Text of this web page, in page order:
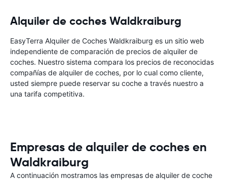
Alquiler de coches Waldkraiburg
EasyTerra Alquiler de Coches Waldkraiburg es un sitio web
independiente de comparación de precios de alquiler de
coches. Nuestro sistema compara los precios de reconocidas
compañías de alquiler de coches, por lo cual como cliente,
usted siempre puede reservar su coche a través nuestro a
una tarifa competitiva.
Empresas de alquiler de coches en
Waldkraiburg
A continuación mostramos las empresas de alquiler de coche